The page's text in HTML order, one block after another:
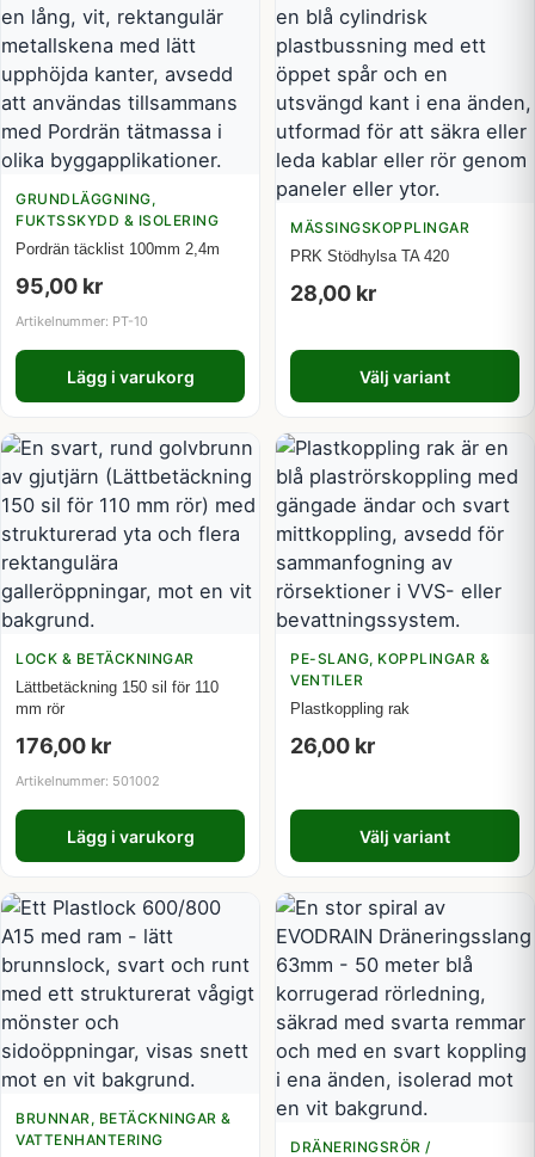
GRUNDLÄGGNING,
FUKTSSKYDD & ISOLERING
Pordrän täcklist 100mm 2,4m
95,00 kr
Artikelnummer: PT-10
Lägg i varukorg
MÄSSINGSKOPPLINGAR
PRK Stödhylsa TA 420
28,00 kr
Välj variant
LOCK & BETÄCKNINGAR
Lättbetäckning 150 sil för 110
mm rör
176,00 kr
Artikelnummer: 501002
Lägg i varukorg
PE-SLANG, KOPPLINGAR &
VENTILER
Plastkoppling rak
26,00 kr
Välj variant
BRUNNAR, BETÄCKNINGAR &
VATTENHANTERING
DRÄNERINGSRÖR /